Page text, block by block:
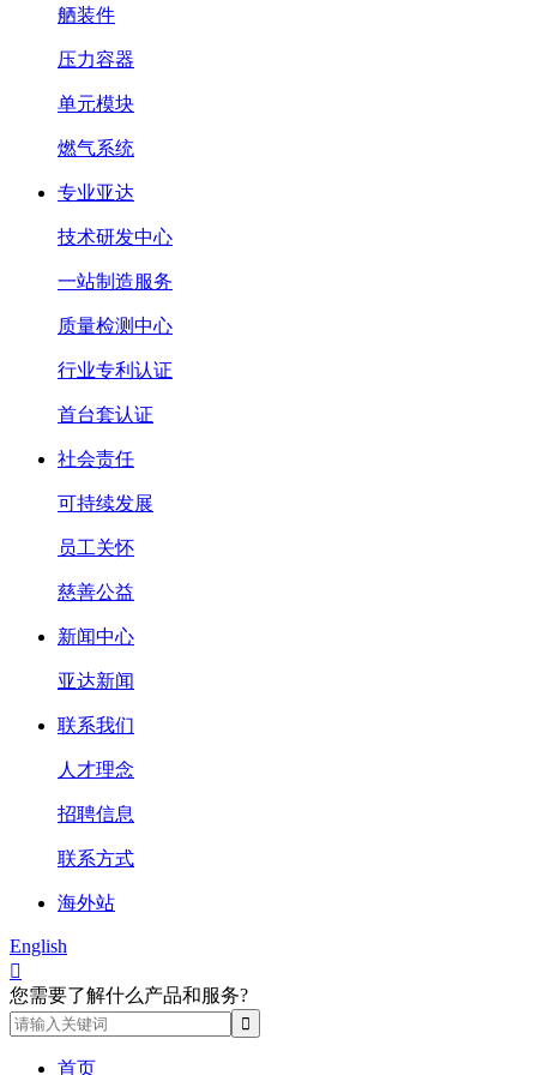
舾装件
压力容器
单元模块
燃气系统
专业亚达
技术研发中心
一站制造服务
质量检测中心
行业专利认证
首台套认证
社会责任
可持续发展
员工关怀
慈善公益
新闻中心
亚达新闻
联系我们
人才理念
招聘信息
联系方式
海外站
English

您需要了解什么产品和服务?
首页